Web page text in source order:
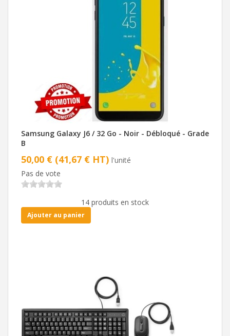
Samsung Galaxy J6 / 32 Go - Noir - Débloqué - Grade
B
50,00 € (41,67 € HT) l'unité
Pas de vote
14 produits en stock
Ajouter au panier